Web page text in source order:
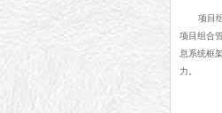
项目
项目组合
息系统框
力。